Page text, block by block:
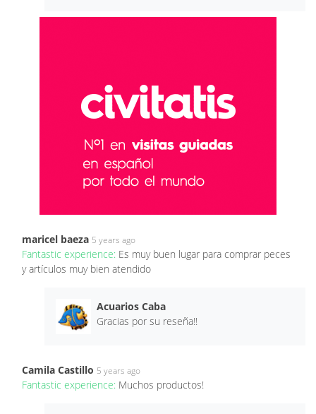
maricel baeza 5 years ago
Fantastic experience: Es muy buen lugar para comprar peces
y artículos muy bien atendido
Acuarios Caba
Gracias por su reseña!!
Camila Castillo 5 years ago
Fantastic experience: Muchos productos!